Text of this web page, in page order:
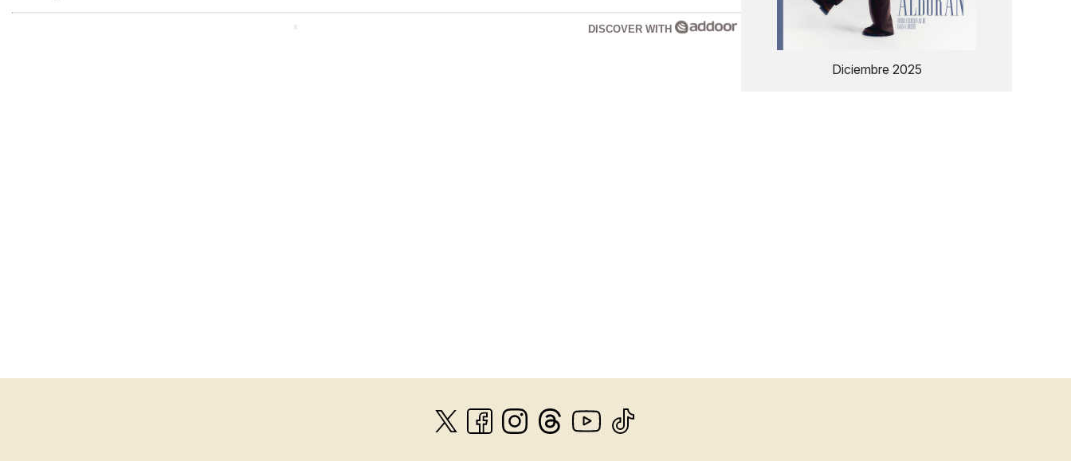
DISCOVER WITH
Diciembre 2025